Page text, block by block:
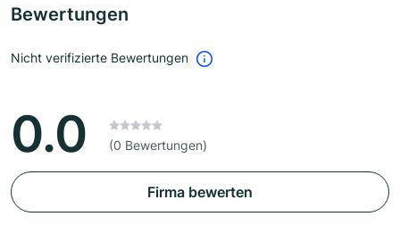
Bewertungen
Nicht verifizierte Bewertungen
0.0 (0 Bewertungen)
Firma bewerten